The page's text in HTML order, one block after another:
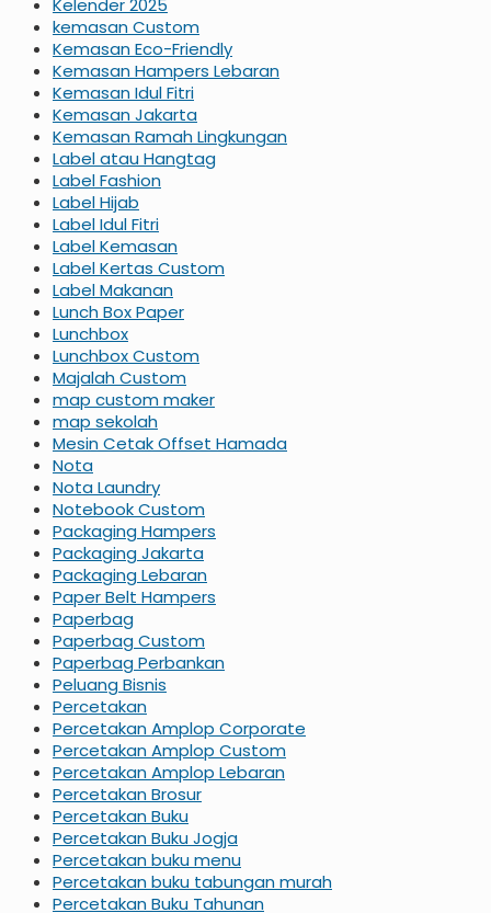
Kelender 2025
kemasan Custom
Kemasan Eco-Friendly
Kemasan Hampers Lebaran
Kemasan Idul Fitri
Kemasan Jakarta
Kemasan Ramah Lingkungan
Label atau Hangtag
Label Fashion
Label Hijab
Label Idul Fitri
Label Kemasan
Label Kertas Custom
Label Makanan
Lunch Box Paper
Lunchbox
Lunchbox Custom
Majalah Custom
map custom maker
map sekolah
Mesin Cetak Offset Hamada
Nota
Nota Laundry
Notebook Custom
Packaging Hampers
Packaging Jakarta
Packaging Lebaran
Paper Belt Hampers
Paperbag
Paperbag Custom
Paperbag Perbankan
Peluang Bisnis
Percetakan
Percetakan Amplop Corporate
Percetakan Amplop Custom
Percetakan Amplop Lebaran
Percetakan Brosur
Percetakan Buku
Percetakan Buku Jogja
Percetakan buku menu
Percetakan buku tabungan murah
Percetakan Buku Tahunan